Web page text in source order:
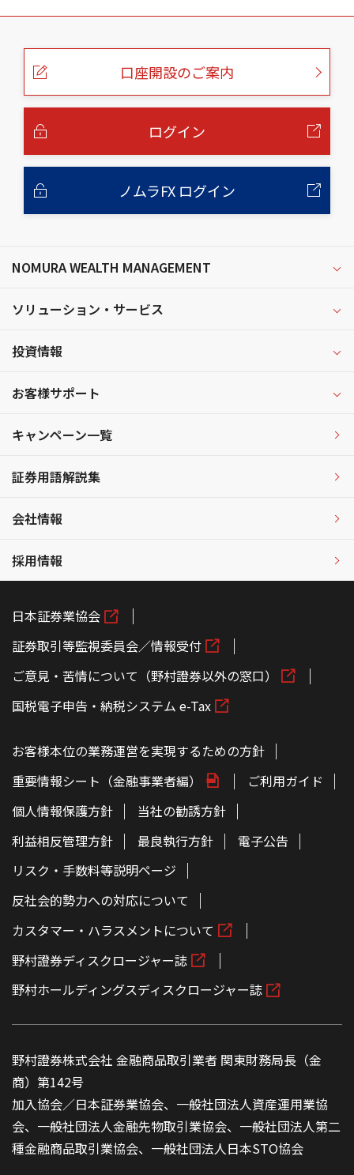
こ
口座開設のご案内
ログイン
ノムラFX ログイン
NOMURA WEALTH MANAGEMENT
ソリューション・サービス
投資情報
お客様サポート
キャンペーン一覧
証券用語解説集
会社情報
採用情報
日本証券業協会
証券取引等監視委員会／情報受付
ご意見・苦情について（野村證券以外の窓口）
国税電子申告・納税システム e-Tax
お客様本位の業務運営を実現するための方針
重要情報シート（金融事業者編）
ご利用ガイド
個人情報保護方針
当社の勧誘方針
利益相反管理方針
最良執行方針
電子公告
リスク・手数料等説明ページ
反社会的勢力への対応について
カスタマー・ハラスメントについて
野村證券ディスクロージャー誌
野村ホールディングスディスクロージャー誌
野村證券株式会社 金融商品取引業者 関東財務局長（金
商）第142号
加入協会／日本証券業協会、一般社団法人資産運用業協
会、一般社団法人金融先物取引業協会、一般社団法人第二
種金融商品取引業協会、一般社団法人日本STO協会